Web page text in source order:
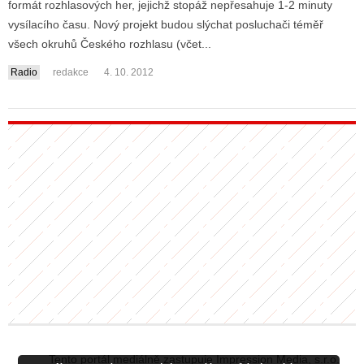
TELEVIZE
TELEVIZÍ
INTERNET
RÁDIA
STRÁNKY RÁDIÍ
STRÁNKY TV
formát rozhlasových her, jejichž stopáž nepřesahuje 1-2 minuty
vysílacího času. Nový projekt budou slýchat posluchači téměř
všech okruhů Českého rozhlasu (včet...
Radio redakce 4. 10. 2012
Tento portál mediálně zastupuje Impression Media, s.r.o.